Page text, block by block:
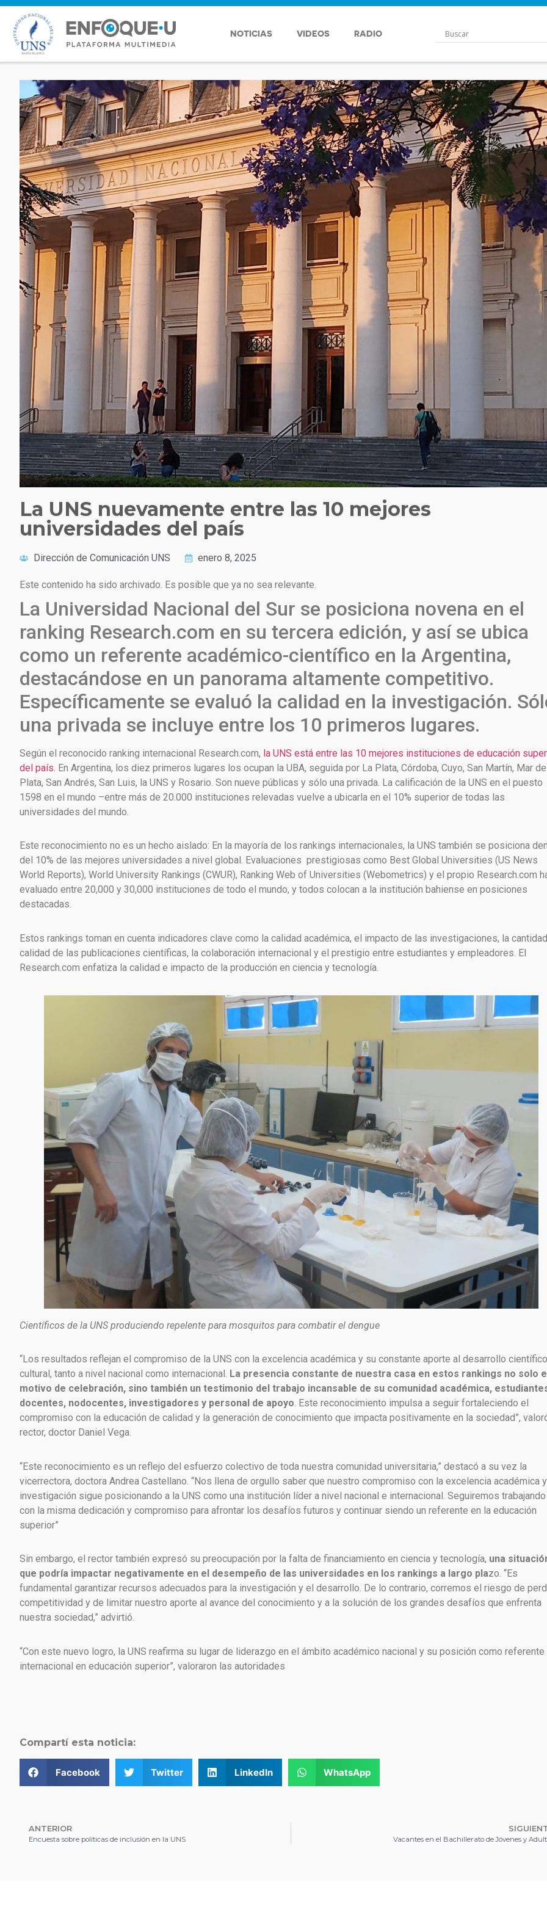
NOTICIAS VIDEOS RADIO
La UNS nuevamente entre las 10 mejores
universidades del país
Dirección de Comunicación UNS enero 8, 2025
Este contenido ha sido archivado. Es posible que ya no sea relevante.
La Universidad Nacional del Sur se posiciona novena en el
ranking Research.com en su tercera edición, y así se ubica
como un referente académico-científico en la Argentina,
destacándose en un panorama altamente competitivo.
Específicamente se evaluó la calidad en la investigación.
una privada se incluye entre los 10 primeros lugares.
Según el reconocido ranking internacional Research.com, la UNS está entre las 10 mejores instituciones de educación
del país. En Argentina, los diez primeros lugares los ocupan la UBA, seguida por La Plata, Córdoba, Cuyo, San Martín, Mar
Plata, San Andrés, San Luis, la UNS y Rosario. Son nueve públicas y sólo una privada. La calificación de la UNS en el puesto
1598 en el mundo –entre más de 20.000 instituciones relevadas vuelve a ubicarla en el 10% superior de todas las
universidades del mundo.
Este reconocimiento no es un hecho aislado: En la mayoría de los rankings internacionales, la UNS también se posiciona
del 10% de las mejores universidades a nivel global. Evaluaciones prestigiosas como Best Global Universities (US News
World Reports), World University Rankings (CWUR), Ranking Web of Universities (Webometrics) y el propio Research.com
evaluado entre 20,000 y 30,000 instituciones de todo el mundo, y todos colocan a la institución bahiense en posiciones
destacadas.
Estos rankings toman en cuenta indicadores clave como la calidad académica, el impacto de las investigaciones, la
calidad de las publicaciones científicas, la colaboración internacional y el prestigio entre estudiantes y empleadores. El
Research.com enfatiza la calidad e impacto de la producción en ciencia y tecnología.
Científicos de la UNS produciendo repelente para mosquitos para combatir el dengue
“Los resultados reflejan el compromiso de la UNS con la excelencia académica y su constante aporte al desarrollo
cultural, tanto a nivel nacional como internacional. La presencia constante de nuestra casa en estos rankings no solo
motivo de celebración, sino también un testimonio del trabajo incansable de su comunidad académica,
docentes, nodocentes, investigadores y personal de apoyo. Este reconocimiento impulsa a seguir fortaleciendo el
compromiso con la educación de calidad y la generación de conocimiento que impacta positivamente en la sociedad”,
rector, doctor Daniel Vega.
“Este reconocimiento es un reflejo del esfuerzo colectivo de toda nuestra comunidad universitaria,” destacó a su vez la
vicerrectora, doctora Andrea Castellano. “Nos llena de orgullo saber que nuestro compromiso con la excelencia académica
investigación sigue posicionando a la UNS como una institución líder a nivel nacional e internacional. Seguiremos trabajando
con la misma dedicación y compromiso para afrontar los desafíos futuros y continuar siendo un referente en la educación
superior”
Sin embargo, el rector también expresó su preocupación por la falta de financiamiento en ciencia y tecnología, una
que podría impactar negativamente en el desempeño de las universidades en los rankings a largo plazo. “Es
fundamental garantizar recursos adecuados para la investigación y el desarrollo. De lo contrario, corremos el riesgo de
competitividad y de limitar nuestro aporte al avance del conocimiento y a la solución de los grandes desafíos que enfrenta
nuestra sociedad,” advirtió.
“Con este nuevo logro, la UNS reafirma su lugar de liderazgo en el ámbito académico nacional y su posición como referente
internacional en educación superior”, valoraron las autoridades
Compartí esta noticia:
Facebook Twitter LinkedIn WhatsApp
ANTERIOR
Encuesta sobre políticas de inclusión en la UNS Vacantes en el Bachillerato de Jóvenes y